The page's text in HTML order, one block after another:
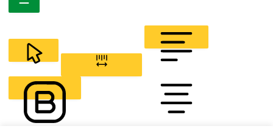
CURSOR